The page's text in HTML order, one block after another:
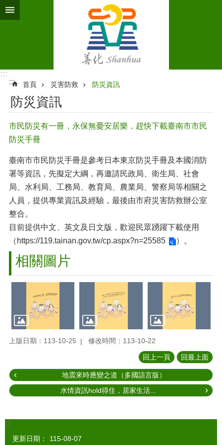
跳到主要內容區塊
:::
:::
首頁 災害防救 防災資訊
防災資訊
市民防災有一冊，永保無憂安居樂，趕快下載臺南市市民
防災手冊
臺南市市民防災手冊是參考日本東京防災手冊及本國消防
署等資訊，先擬定大綱，再邀請民政局、衛生局、社會
局、水利局、工務局、教育局、農業局、警察局等相關之
人員，提供專業資訊及經驗，最後由市府災害防救辦公室
整合。
目前提供中文、英文及日文版，歡迎民眾踴躍下載使用
（ https://119.tainan.gov.tw/cp.aspx?n=25585 ）。
相關圖片
上版日期：113-10-25 修改時間：113-10-22
回上一頁 回最上面
地震來時應變之道（多國語言版）
水情資訊hold得住，居家生活...
:::
更新日期： 115-08-07